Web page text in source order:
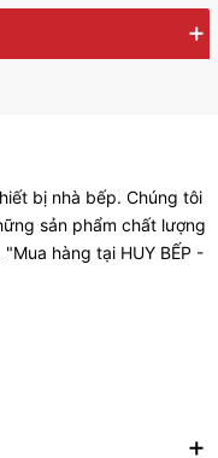
bị nhà bếp. Chúng tôi
sản phẩm chất lượng
hàng tại HUY BẾP -